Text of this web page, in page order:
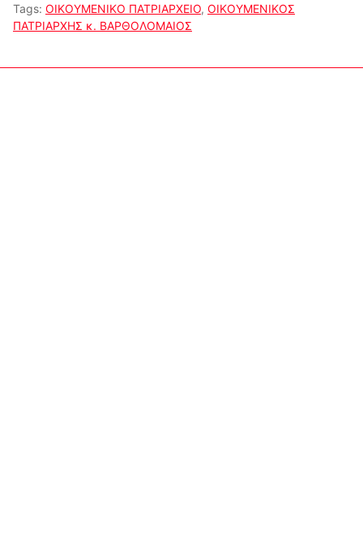
Tags: ΟΙΚΟΥΜΕΝΙΚΟ ΠΑΤΡΙΑΡΧΕΙΟ, ΟΙΚΟΥΜΕΝΙΚΟΣ
ΠΑΤΡΙΑΡΧΗΣ κ. ΒΑΡΘΟΛΟΜΑΙΟΣ